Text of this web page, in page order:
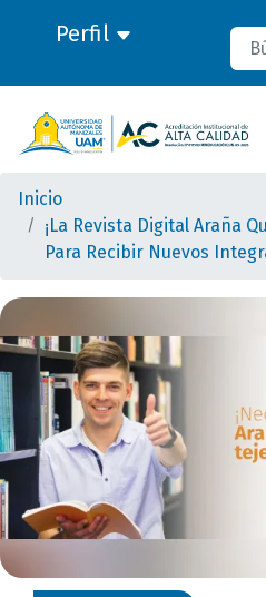
Perfil
Inicio
¡La Revista Digital Araña
Para Recibir Nuevos